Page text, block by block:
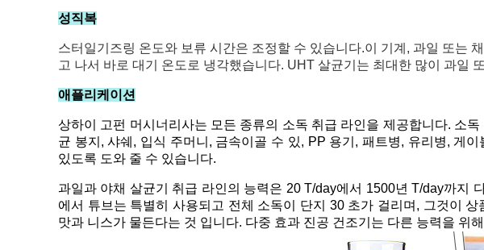
성직복
스터일기즈링 온도와 보류 시간은 조정할 수 있습니다.이 기계, 과일 또는
고 나서 바로 대기 온도로 냉각했습니다. UHT 살균기는 최대한 많이 과일
애플리케이션
상하이 고펀 머시너리사는 모든 종류의 소독 취급 라인을 제공합니다. 소
균 봉지, 샤쉐, 입식 주머니, 금속이골 수 있, PP 용기, 패트병, 유리병, 게
있도록 도와 줄 수 있습니다.
과일과 야채 살균기 취급 라인의 능력은 20 T/day에서 1500년 T/day까지
에서 튜브는 특별히 사용되고 전체 소독이 단지 30 초가 걸리며, 그것이
맛과 니스가 물든다는 것 입니다. 다중 효과 진공 건조기는 다른 능력을 위